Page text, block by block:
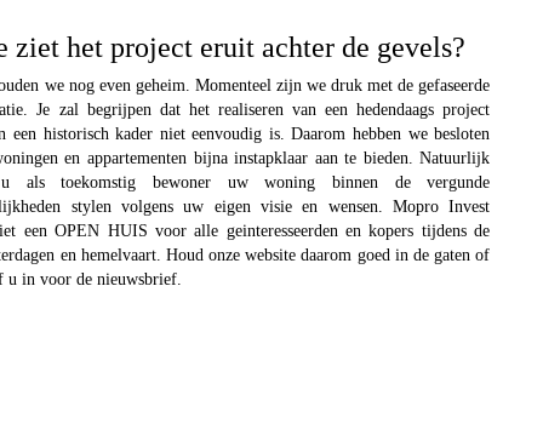
ziet het project eruit achter de gevels?
we nog even geheim. Momenteel zijn we druk met de gefaseerde
Je zal begrijpen dat het realiseren van een hedendaags project
een historisch kader niet eenvoudig is. Daarom hebben we besloten
en appartementen bijna instapklaar aan te bieden. Natuurlijk
als toekomstig bewoner uw woning binnen de vergunde
stylen volgens uw eigen visie en wensen. Mopro Invest
een OPEN HUIS voor alle geinteresseerden en kopers tijdens de
en hemelvaart. Houd onze website daarom goed in de gaten of
u in voor de nieuwsbrief.